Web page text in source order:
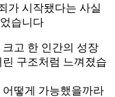
가 시작됐다는 사실
습니다
고 한 인간의 성장
구조처럼 느껴졌습
떻게 가능했을까라